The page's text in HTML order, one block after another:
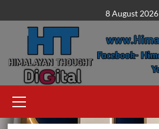
to
content
8 August 2026
Menu